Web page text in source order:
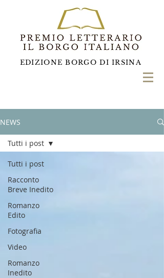
EDIZIONE BORGO DI IRSINA
NEWS
Tutti i post
Racconto
Breve Inedito
Romanzo
Edito
Fotografia
Video
Romanzo
Inedito
Tutti i post